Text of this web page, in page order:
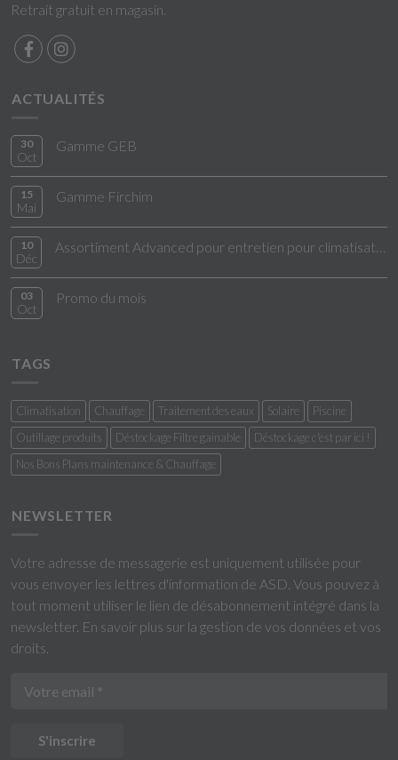
Retrait gratuit en magasin.
ACTUALITÉS
30
Oct
Gamme GEB
15
Mai
Gamme Firchim
10
Déc
03
Oct
Promo du mois
TAGS
Climatisation Chauffage Traitement des eaux Solaire
Piscine
Outillage produits
Déstockage Filtre gainable
Déstockage c'est par ici !
Nos Bons Plans maintenance & Chauffage
NEWSLETTER
Votre adresse de messagerie est uniquement utilisée pour
vous envoyer les lettres d'information de ASD. Vous pouvez à
tout moment utiliser le lien de désabonnement intégré dans la
newsletter. En savoir plus sur la gestion de vos données et vos
droits
S'inscrire